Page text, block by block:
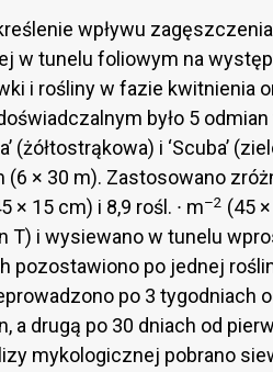
wpływu
w tunelu foliowym na
i rośliny w fazie kwitnienia
było 5
(żółtostrąkowa) i ‘Scuba’
× 30 m). Zastosowano
× 15 cm) i 8,9 rośl. ∙ m–2 (45
T) i wysiewano w tunelu
pozostawiono po jednej
po 3 tygodniach
a drugą po 30 dniach od
mykologicznej pobrano